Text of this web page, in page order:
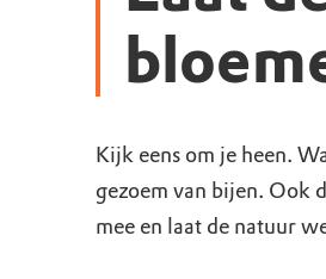
Kijk eens om je heen.
gezoem van bijen. Ook
mee en laat de natuur